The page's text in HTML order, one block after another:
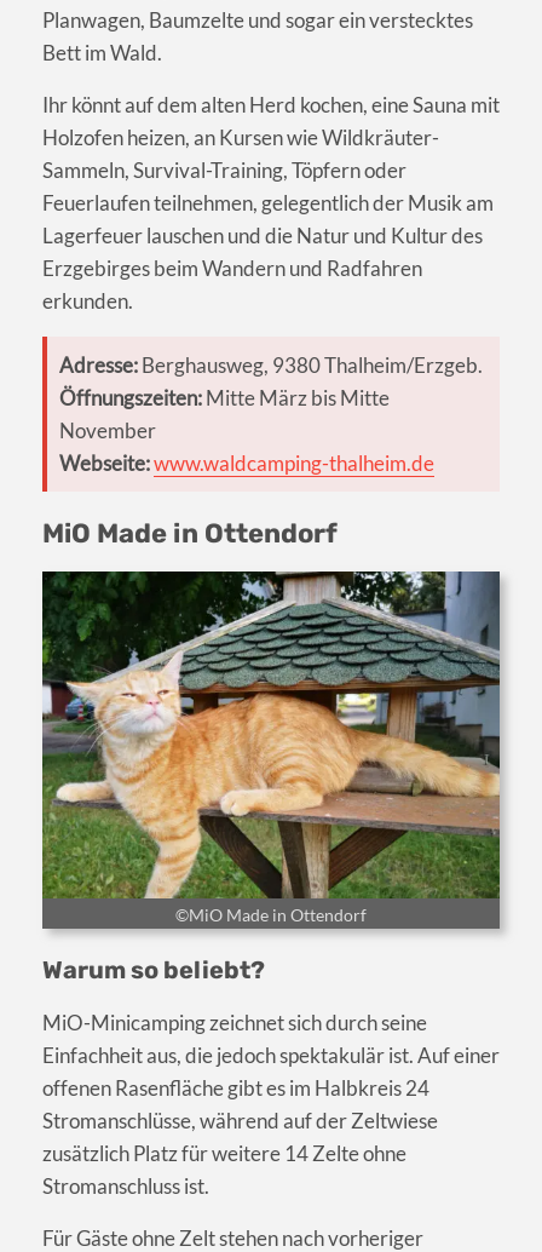
Planwagen, Baumzelte und sogar ein verstecktes
Bett im Wald.
Ihr könnt auf dem alten Herd kochen, eine Sauna mit
Holzofen heizen, an Kursen wie Wildkräuter-
Sammeln, Survival-Training, Töpfern oder
Feuerlaufen teilnehmen, gelegentlich der Musik am
Lagerfeuer lauschen und die Natur und Kultur des
Erzgebirges beim Wandern und Radfahren
erkunden.
Adresse:Berghausweg, 9380 Thalheim/Erzgeb.
Öffnungszeiten:Mitte März bis Mitte
November
Webseite:www.waldcamping-thalheim.de
MiO Made in Ottendorf
©MiO Made in Ottendorf
Warum so beliebt?
MiO-Minicamping zeichnet sich durch seine
Einfachheit aus, die jedoch spektakulär ist. Auf einer
offenen Rasenfläche gibt es im Halbkreis 24
Stromanschlüsse, während auf der Zeltwiese
zusätzlich Platz für weitere 14 Zelte ohne
Stromanschluss ist.
Für Gäste ohne Zelt stehen nach vorheriger